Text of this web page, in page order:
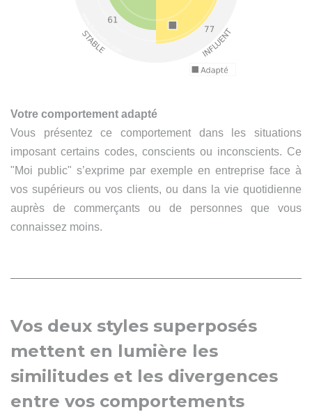
Votre comportement adapté
Vous présentez ce comportement dans les situations
imposant certains codes, conscients ou inconscients. Ce
"Moi public" s’exprime par exemple en entreprise face à
vos supérieurs ou vos clients, ou dans la vie quotidienne
auprès de commerçants ou de personnes que vous
connaissez moins.
Vos deux styles superposés
mettent en lumière les
similitudes et les divergences
entre vos comportements